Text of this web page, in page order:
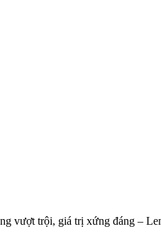
vượt trội, giá trị xứng đáng –